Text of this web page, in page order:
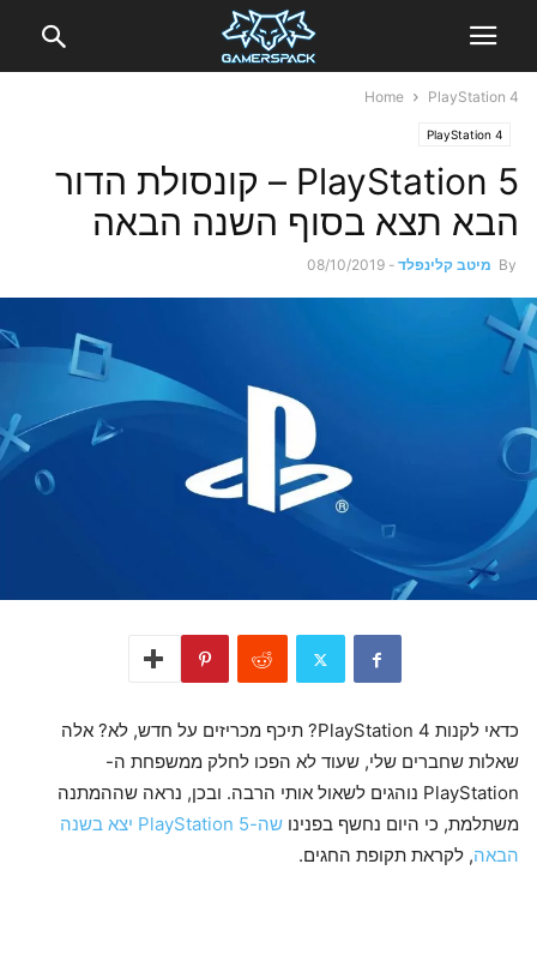
Home PlayStation 4
PlayStation 4
PlayStation 5 – קונסולת הדור
הבא תצא בסוף השנה הבאה
By מיטב קלינפלד -
08/10/2019
כדאי לקנות PlayStation 4? תיכף מכריזים על חדש, לא? אלה
שאלות שחברים שלי, שעוד לא הפכו לחלק ממשפחת ה-
PlayStation נוהגים לשאול אותי הרבה. ובכן, נראה שההמתנה
משתלמת, כי היום נחשף בפנינו
שה-PlayStation 5 יצא בשנה
הבאה, לקראת תקופת החגים.